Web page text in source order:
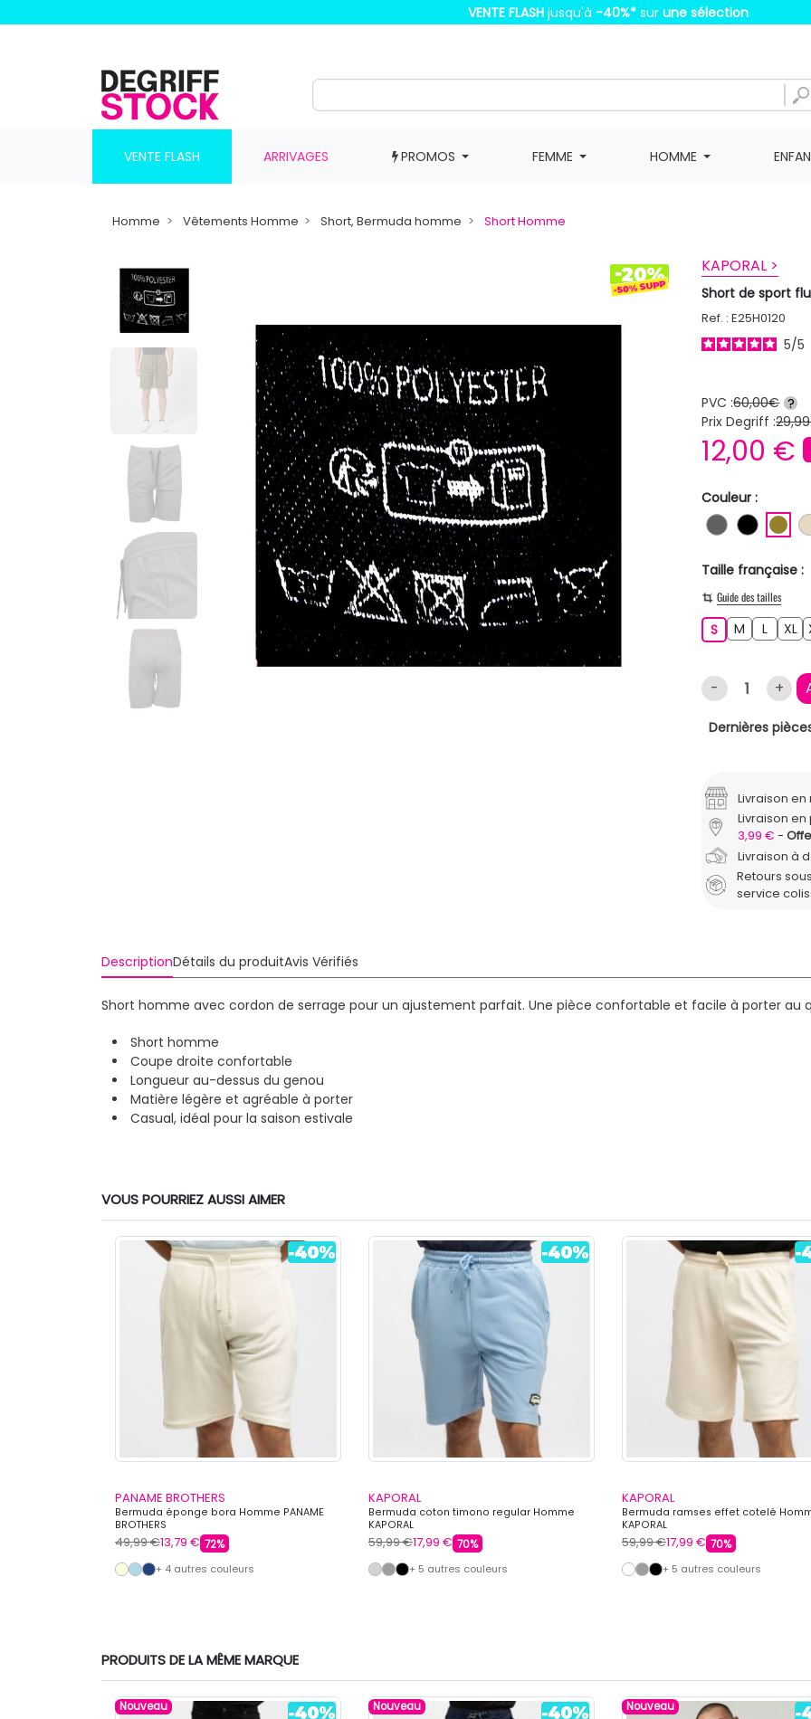
VENTE FLASH jusqu'à -40%* sur une sélection
VENTE FLASH ARRIVAGES PROMOS FEMME HOMME
Homme Vêtements Homme Short, Bermuda homme Short Homme
KAPORAL >
Short de sport
Ref. : E25H0120
5/5
PVC :60,00€ ?
Prix Degriff :
12,00 €
Couleur :
GRIS FONCE
NOIR
Taille française :
Guide des tailles
SS M LL XLXL
- +
Dernières
Livraison
Livraison
3,99 €
Livraison à
Retours
service
DescriptionDétails du produitAvis Vérifiés
Short homme avec cordon de serrage pour un ajustement parfait. Une pièce confortable et facile à porter au
Short homme
Coupe droite confortable
Longueur au-dessus du genou
Matière légère et agréable à porter
Casual, idéal pour la saison estivale
VOUS POURRIEZ AUSSI AIMER
PANAME BROTHERS
Bermuda éponge bora Homme PANAME
BROTHERS
49,99 €13,79 € 72%
+ 4 autres couleurs
KAPORAL
Bermuda coton timono regular Homme
KAPORAL
59,99 €17,99 € 70%
+ 5 autres couleurs
KAPORAL
Bermuda ramses effet cotelé
KAPORAL
59,99 €17,99 € 70%
+ 5 autres couleurs
PRODUITS DE LA MÊME MARQUE
Nouveau Nouveau Nouveau